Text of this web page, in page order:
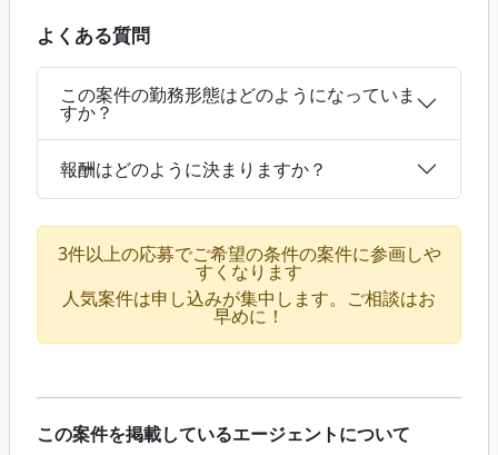
よくある質問
この案件の勤務形態はどのようになっていま
すか？
報酬はどのように決まりますか？
3件以上の応募でご希望の条件の案件に参画しや
すくなります
人気案件は申し込みが集中します。ご相談はお
早めに！
この案件を掲載しているエージェントについて